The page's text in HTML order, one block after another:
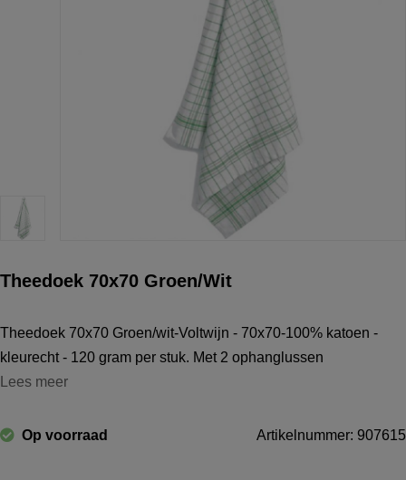
Theedoek 70x70 Groen/Wit
Theedoek 70x70 Groen/wit-Voltwijn - 70x70-100% katoen -
kleurecht - 120 gram per stuk. Met 2 ophanglussen
Lees meer
Op voorraad Artikelnummer: 907615